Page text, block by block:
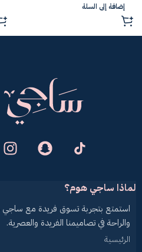
إضافة إلى السلة
لماذا ساجي هوم؟
استمتع بتجربة تسوق فريدة مع ساجي
والراحة في تصاميمنا الفريدة والعصرية.
الرئيسية